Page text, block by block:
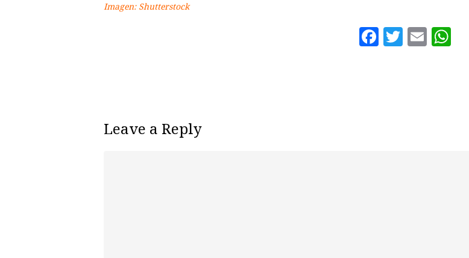
Imagen: Shutterstock
Facebook
Twitter
Email
Leave a Reply